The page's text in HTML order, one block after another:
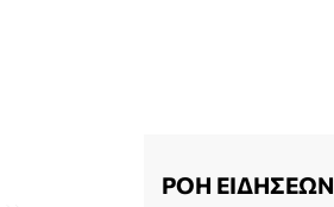
ΡΟΗ ΕΙΔΗΣΕΩΝ